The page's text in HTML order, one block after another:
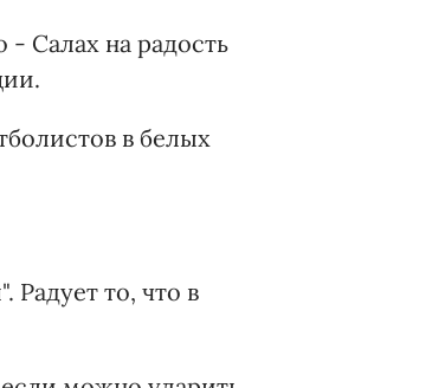
Салах на радость
в белых
то, что в